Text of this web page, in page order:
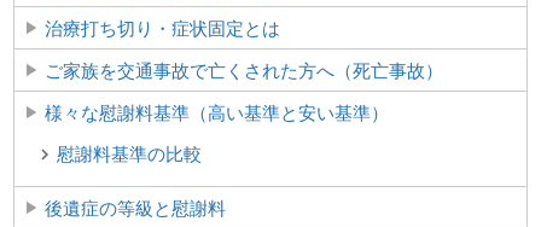
治療打ち切り・症状固定とは
ご家族を交通事故で亡くされた方へ（死亡事故）
様々な慰謝料基準（高い基準と安い基準）
慰謝料基準の比較
後遺症の等級と慰謝料